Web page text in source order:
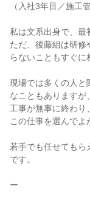
（入社3年目／施工管
私は文系出身で、最
ただ、後藤組は研
らないこともすぐに
現場では多くの人と
なこともありますが
工事が無事に終わり
この仕事を選んでよ
若手でも任せてもら
です。
ー